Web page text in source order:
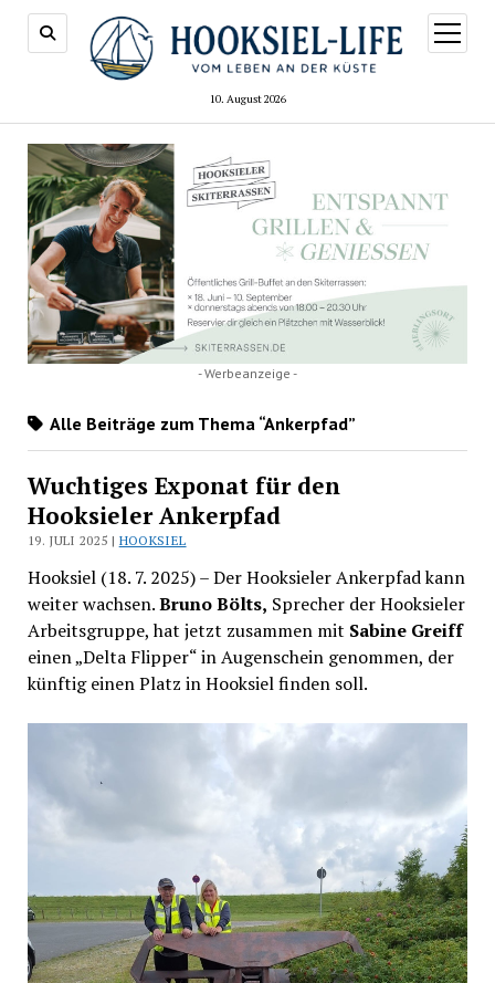
10. August 2026
Menü
öffnen
- Werbeanzeige -
Alle Beiträge zum Thema “Ankerpfad”
Wuchtiges Exponat für den
Hooksieler Ankerpfad
19. JULI 2025 | HOOKSIEL
Hooksiel (18. 7. 2025) – Der Hooksieler Ankerpfad kann
weiter wachsen.Bruno Bölts, Sprecher der Hooksieler
Arbeitsgruppe, hat jetzt zusammen mit Sabine Greiff
einen „Delta Flipper“ in Augenschein genommen, der
künftig einen Platz in Hooksiel finden soll.